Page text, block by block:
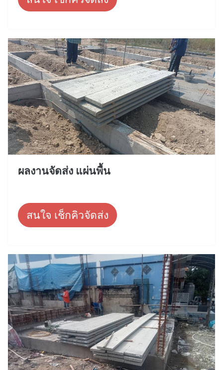
ผลงานจัดส่ง แผ่นพื้น
สนใจ เช็กคิวจัดส่ง